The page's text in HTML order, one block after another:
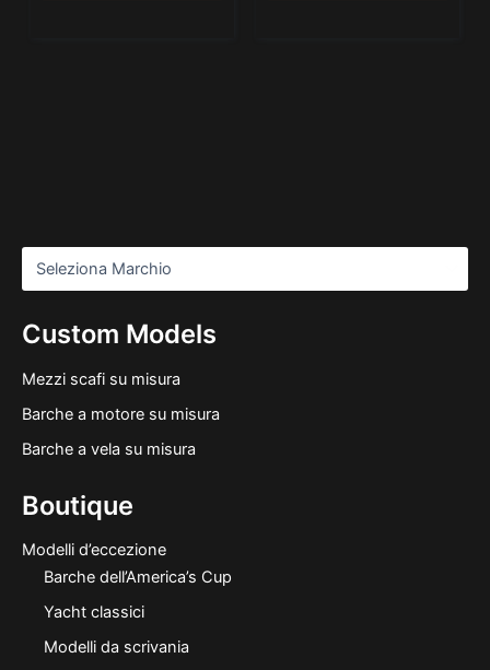
Custom Models
Mezzi scafi su misura
Barche a motore su misura
Barche a vela su misura
Boutique
Modelli d’eccezione
Barche dell’America’s Cup
Yacht classici
Modelli da scrivania